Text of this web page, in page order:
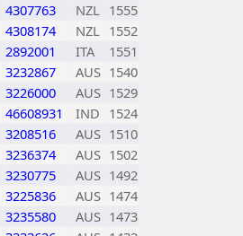
4307763 NZL 1555
4308174 NZL 1552
2892001 ITA
1551
3232867 AUS 1540
3226000 AUS 1529
46608931 IND 1524
3208516 AUS 1510
3236374 AUS 1502
3230775 AUS 1492
3225836 AUS 1474
3235580 AUS 1473